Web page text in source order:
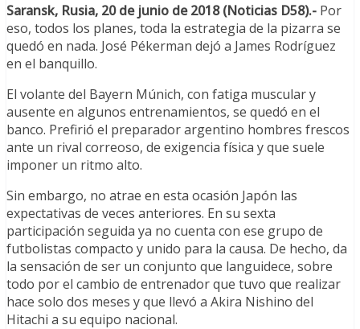
Saransk, Rusia, 20 de junio de 2018 (Noticias D58).- Por
eso, todos los planes, toda la estrategia de la pizarra se
quedó en nada. José Pékerman dejó a James Rodríguez
en el banquillo.
El volante del Bayern Múnich, con fatiga muscular y
ausente en algunos entrenamientos, se quedó en el
banco. Prefirió el preparador argentino hombres frescos
ante un rival correoso, de exigencia física y que suele
imponer un ritmo alto.
Sin embargo, no atrae en esta ocasión Japón las
expectativas de veces anteriores. En su sexta
participación seguida ya no cuenta con ese grupo de
futbolistas compacto y unido para la causa. De hecho, da
la sensación de ser un conjunto que languidece, sobre
todo por el cambio de entrenador que tuvo que realizar
hace solo dos meses y que llevó a Akira Nishino del
Hitachi a su equipo nacional.